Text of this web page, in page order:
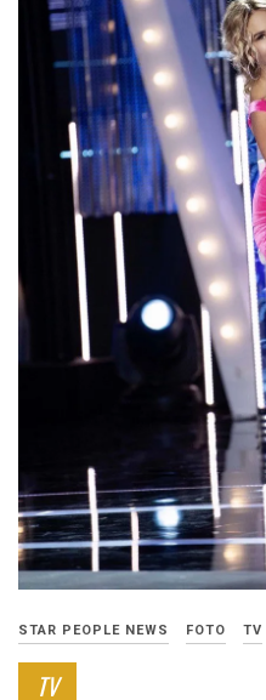
STAR PEOPLE NEWS FOTO TV
TV